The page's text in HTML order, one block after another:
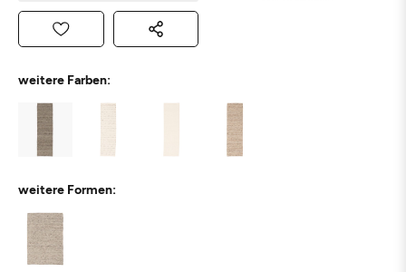
weitere Farben:
weitere Formen: